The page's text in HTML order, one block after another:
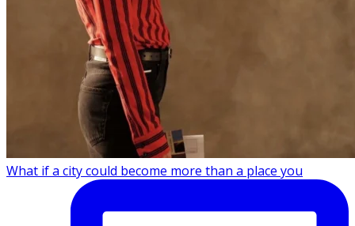
What if a city could become more than a place you